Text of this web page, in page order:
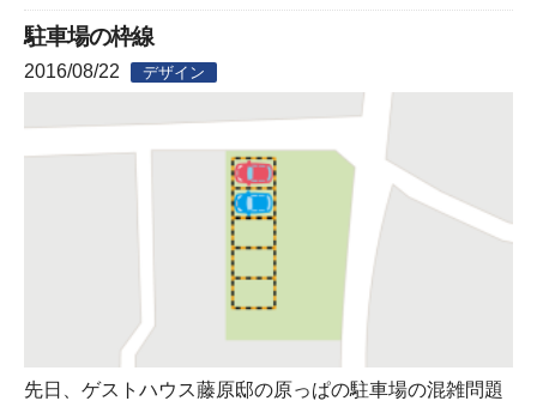
駐車場の枠線
2016/08/22 デザイン
先日、ゲストハウス藤原邸の原っぱの駐車場の混雑問題